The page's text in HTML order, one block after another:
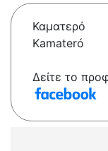
Καματερό
Kamateró
Δείτε το